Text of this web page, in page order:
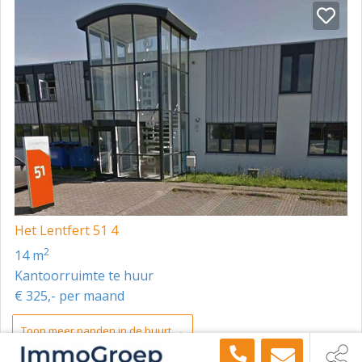
Inclusief WiFi/internet, G/W/E bij normaal
kantoorgebruik en schoonmaak algemene ruimten.
Minimale huurtermijn 12 maanden.
Actuele beschikbaarheid en voorwaarden op aanvraag.
Eigen schoonmaak van de gehuurde unit, eigen
telefonie en bedrijfsspecifieke voorzieningen zijn niet
inbegrepen.
Ook andere kantoorunits en kantoorlocaties
beschikbaar via dezelfde eigenaar.
Het Lentfert 51 4
14 m2
Kantoorruimte te huur
€ 325,- per maand
Toon meer panden in de buurt →